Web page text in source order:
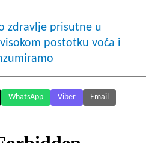
zdravlje prisutne u
postotku voća i
WhatsApp Viber Email